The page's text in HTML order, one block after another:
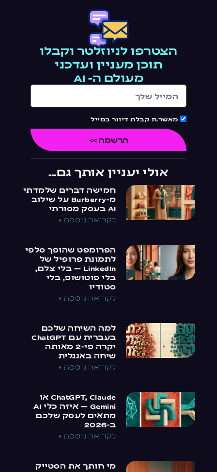
הצטרפו לניוזלטר וקבלו
תוכן מעניין ועדכני
מעולם ה- AI
מאשר.ת קבלת דיוור במייל
הרשמה >>
אולי יעניין אותך גם...
חמישה דברים שלמדתי
מ-Burberry על שילוב
AI בעסק מסורתי
לקריאה נוספת »
הפרומפט שהופך סלפי
לתמונת פרופיל של
LinkedIn — בלי צלם,
בלי פוטושופ, בלי
סטודיו
לקריאה נוספת »
למה השיחה שלכם
בעברית עם ChatGPT
יקרה פי-2 מאותה
שיחה באנגלית
לקריאה נוספת »
ChatGPT, Claude או
Gemini — איזה כלי AI
מתאים לעסק שלכם
ב-2026
לקריאה נוספת »
מי חותך את הסטייק